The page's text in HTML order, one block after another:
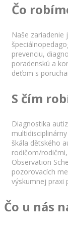
Čo
Naše zariadenie
prevenciu,
poradenskú a
deťom s
S čím
Diagnostika
škála dětského
rodičom/
Observation
pozorovacích
výskumnej praxi
Čo u nás